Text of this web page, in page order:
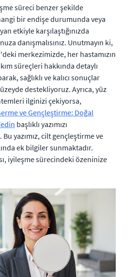
süreci benzer şekilde
bir endişe durumunda veya
etkiyle karşılaştığınızda
danışmalısınız. Unutmayın ki,
merkezimizde, her hastamızın
süreçleri hakkında detaylı
sağlıklı ve kalıcı sonuçlar
destekliyoruz. Ayrıca, yüz
ilginizi çekiyorsa,
ve Gençleştirme: Doğal
başlıklı yazımızı
yazımız, cilt gençleştirme ve
ek bilgiler sunmaktadır.
iyileşme sürecindeki özeninize